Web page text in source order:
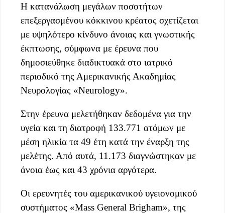
Η κατανάλωση μεγάλων ποσοτήτων
επεξεργασμένου κόκκινου κρέατος σχετίζεται
με υψηλότερο κίνδυνο άνοιας και γνωστικής
έκπτωσης, σύμφωνα με έρευνα που
δημοσιεύθηκε διαδικτυακά στο ιατρικό
περιοδικό της Αμερικανικής Ακαδημίας
Νευρολογίας «Neurology».
Στην έρευνα μελετήθηκαν δεδομένα για την
υγεία και τη διατροφή 133.771 ατόμων με
μέση ηλικία τα 49 έτη κατά την έναρξη της
μελέτης. Από αυτά, 11.173 διαγνώστηκαν με
άνοια έως και 43 χρόνια αργότερα.
Οι ερευνητές του αμερικανικού υγειονομικού
συστήματος «Mass General Brigham», της